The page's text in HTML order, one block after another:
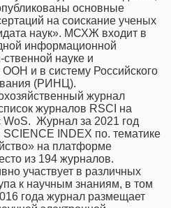
основные
на соискание ученых
наук». МСХЖ входит в
информационной
науке и
и в систему Российского
(РИНЦ).
журнал
журналов RSCI на
Журнал за 2021 год
INDEX по. тематике
на платформе
место из 194 журналов.
в различных
к научным знаниям, в том
года журнал размещает